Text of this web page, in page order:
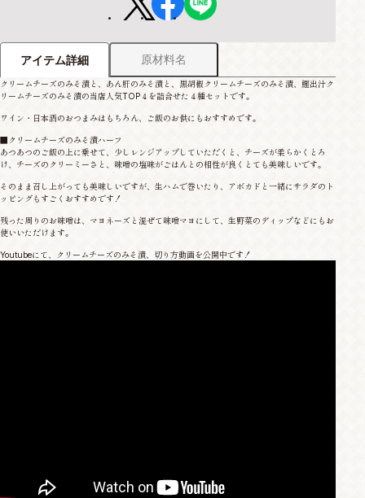
アイテム詳細 原材料名
クリームチーズのみそ漬と、あん肝のみそ漬と、黒胡椒クリームチーズのみそ漬、鰹出汁ク
リームチーズのみそ漬の当店人気TOP４を詰合せた４種セットです。
ワイン・日本酒のおつまみはもちろん、ご飯のお供にもおすすめです。
■クリームチーズのみそ漬ハーフ
あつあつのご飯の上に乗せて、少しレンジアップしていただくと、チーズが柔らかくとろ
け、チーズのクリーミーさと、味噌の塩味がごはんとの相性が良くとても美味しいです。
そのまま召し上がっても美味しいですが、生ハムで巻いたり、アボカドと一緒にサラダのト
ッピングもすごくおすすめです！
残った周りのお味噌は、マヨネーズと混ぜて味噌マヨにして、生野菜のディップなどにもお
使いいただけます。
Youtubeにて、クリームチーズのみそ漬、切り方動画を公開中です！